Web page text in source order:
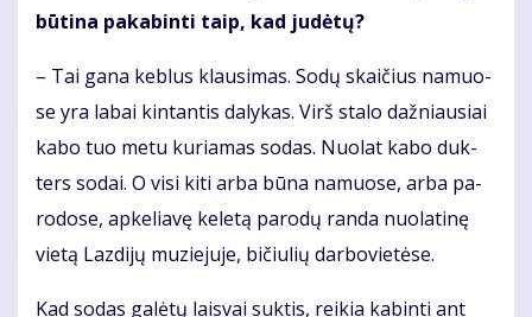
bū­ti­na pa­ka­bin­ti taip, kad ju­dė­tų?
– Tai ga­na keb­lus klau­si­mas. So­dų skai­čius na­muo­
se yra la­bai kin­tan­tis da­ly­kas. Virš sta­lo daž­niau­siai
ka­bo tuo me­tu ku­ria­mas so­das. Nuo­lat ka­bo duk­
ters so­dai. O vi­si ki­ti ar­ba bū­na na­muo­se, ar­ba pa­
ro­do­se, ap­ke­lia­vę ke­le­tą pa­ro­dų ran­da nuo­la­ti­nę
vie­tą Laz­di­jų mu­zie­ju­je, bi­čiu­lių dar­bo­vie­tė­se.
Kad so­das ga­lė­tų lais­vai suk­tis, rei­kia ka­bin­ti ant